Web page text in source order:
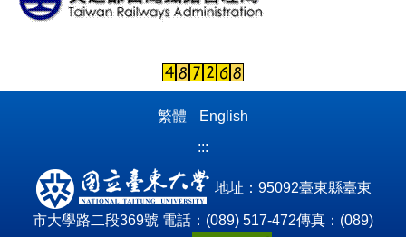
繁體
English
:::
地址：95092臺東縣臺東
市大學路二段369號 電話：(089) 517-472傳真：(089)